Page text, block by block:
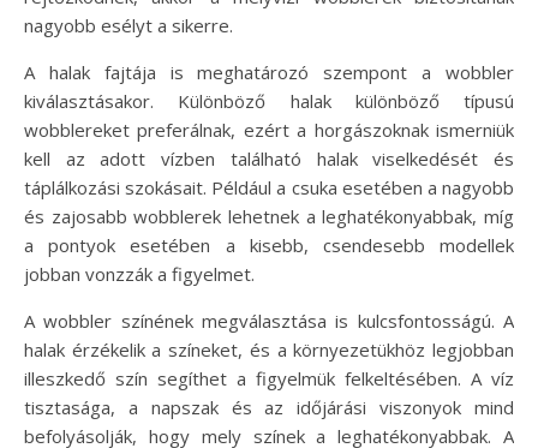
nagyobb esélyt a sikerre.
A halak fajtája is meghatározó szempont a wobbler
kiválasztásakor. Különböző halak különböző típusú
wobblereket preferálnak, ezért a horgászoknak ismerniük
kell az adott vízben található halak viselkedését és
táplálkozási szokásait. Például a csuka esetében a nagyobb
és zajosabb wobblerek lehetnek a leghatékonyabbak, míg
a pontyok esetében a kisebb, csendesebb modellek
jobban vonzzák a figyelmet.
A wobbler színének megválasztása is kulcsfontosságú. A
halak érzékelik a színeket, és a környezetükhöz legjobban
illeszkedő szín segíthet a figyelmük felkeltésében. A víz
tisztasága, a napszak és az időjárási viszonyok mind
befolyásolják, hogy mely színek a leghatékonyabbak. A